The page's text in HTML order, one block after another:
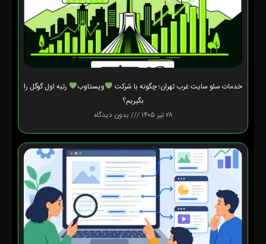
خدمات سئو سایت غرب تهران؛ چگونه با شرکت ویستاوب
رتبه اول گوگل را
بگیریم؟
۲۸ تیر ۱۴۰۵
بدون دیدگاه